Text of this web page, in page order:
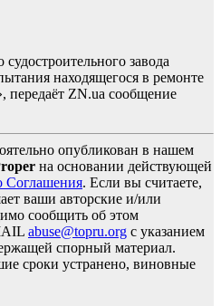
завода
находящегося в ремонте
передаёт ZN.ua сообщение
опубликован в нашем
на основании действующей
Соглашения. Если вы считаете,
ваши авторские и/или
сообщить об этом
abuse@topru.org с указанием
спорный материал.
сроки устранено, виновные